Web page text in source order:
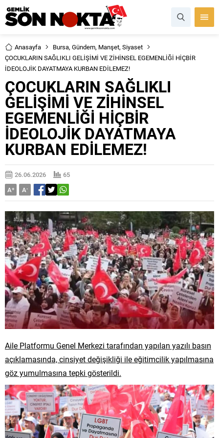
Anasayfa Bursa, Gündem, Manşet, Siyaset
ÇOCUKLARIN SAĞLIKLI GELİŞİMİ VE ZİHİNSEL EGEMENLİĞİ HİÇBİR
İDEOLOJİK DAYATMAYA KURBAN EDİLEMEZ!
ÇOCUKLARIN SAĞLIKLI
GELİŞİMİ VE ZİHİNSEL
EGEMENLİĞİ HİÇBİR
İDEOLOJİK DAYATMAYA
KURBAN EDİLEMEZ!
26.06.2026
65
A+ A-
Aile Platformu Genel Merkezi tarafından yapılan yazılı basın
açıklamasında, cinsiyet değişikliği ile eğitimcilik yapılmasına
göz yumulmasına tepki gösterildi.